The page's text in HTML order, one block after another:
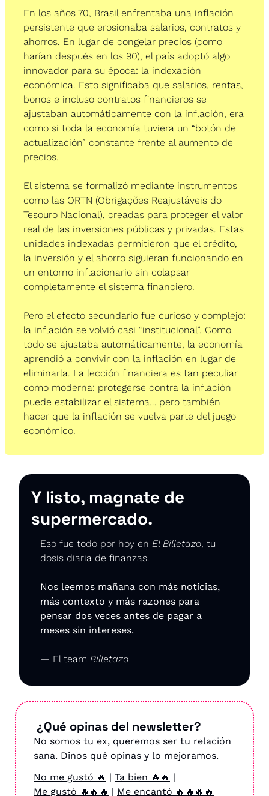
En los años 70, Brasil enfrentaba una inflación
persistente que erosionaba salarios, contratos y
ahorros. En lugar de congelar precios (como
harían después en los 90), el país adoptó algo
innovador para su época: la indexación
económica. Esto significaba que salarios, rentas,
bonos e incluso contratos financieros se
ajustaban automáticamente con la inflación, era
como si toda la economía tuviera un “botón de
actualización” constante frente al aumento de
precios.
El sistema se formalizó mediante instrumentos
como las ORTN (Obrigações Reajustáveis do
Tesouro Nacional), creadas para proteger el valor
real de las inversiones públicas y privadas. Estas
unidades indexadas permitieron que el crédito,
la inversión y el ahorro siguieran funcionando en
un entorno inflacionario sin colapsar
completamente el sistema financiero.
Pero el efecto secundario fue curioso y complejo:
la inflación se volvió casi “institucional”. Como
todo se ajustaba automáticamente, la economía
aprendió a convivir con la inflación en lugar de
eliminarla. La lección financiera es tan peculiar
como moderna: protegerse contra la inflación
puede estabilizar el sistema… pero también
hacer que la inflación se vuelva parte del juego
económico.
Y listo, magnate de
supermercado.
Eso fue todo por hoy en El Billetazo, tu
dosis diaria de finanzas.
Nos leemos mañana con más noticias,
más contexto y más razones para
pensar dos veces antes de pagar a
meses sin intereses.
— El team Billetazo
¿Qué opinas del newsletter?
No somos tu ex, queremos ser tu relación
sana. Dinos qué opinas y lo mejoramos.
No me gustó 🔥 | Ta bien 🔥🔥 |
Me gustó 🔥🔥🔥 | Me encantó 🔥🔥🔥🔥